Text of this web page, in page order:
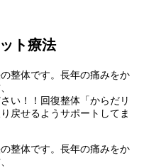
ト療法
整体です。長年の痛みをか
い！！回復整体「からだリ
戻せるようサポートしてま
整体です。長年の痛みをか